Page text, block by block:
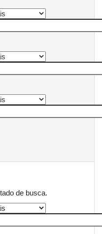
de busca.